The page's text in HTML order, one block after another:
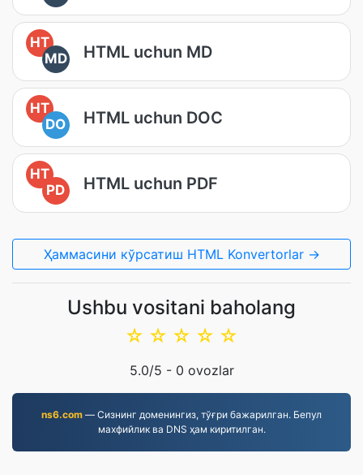
HT
MD
HTML uchun MD
HT
DO
HTML uchun DOC
HT
PD
HTML uchun PDF
Ҳаммасини кўрсатиш HTML Konvertorlar →
Ushbu vositani baholang
☆
☆
☆
☆
☆
5.0/5 - 0 ovozlar
ns6.com — Сизнинг доменингиз, тўғри бажарилган. Бепул
махфийлик ва DNS ҳам киритилган.